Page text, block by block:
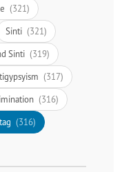
(321)
Sinti (321)
Sinti (319)
(317)
(316)
(316)